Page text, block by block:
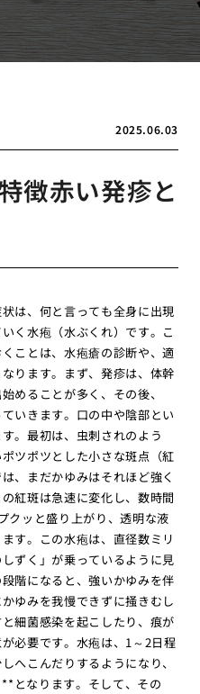
2025.06.03
徴赤い発疹と
は、何と言っても全身に出現
く水疱（水ぶくれ）です。こ
ことは、水疱瘡の診断や、適
ります。まず、発疹は、体幹
めることが多く、その後、
いきます。口の中や陰部とい
。最初は、虫刺されのよう
ツポツとした小さな斑点（紅
、まだかゆみはそれほど強く
紅斑は急速に変化し、数時間
クッと盛り上がり、透明な液
す。この水疱は、直径数ミリ
ずく」が乗っているように見
階になると、強いかゆみを伴
ゆみを我慢できずに掻きむし
細菌感染を起こしたり、痕が
必要です。水疱は、1～2日程
へこんだりするようになり、
となります。そして、その